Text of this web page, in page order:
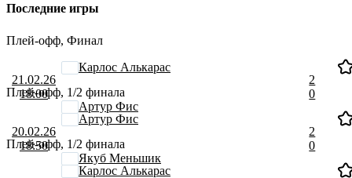
Последние игры
Плей-офф, Финал
21.02.26
18:00
Карлос Алькарас
Артур Фис
2
0
Плей-офф, 1/2 финала
20.02.26
18:50
Артур Фис
Якуб Меньшик
2
0
Плей-офф, 1/2 финала
Карлос Алькарас